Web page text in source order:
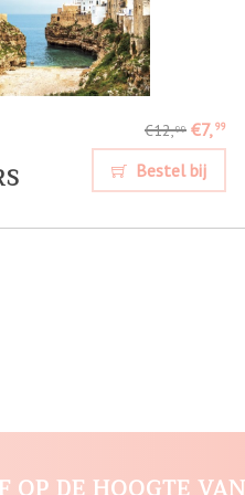
€12,99 €7,99
Bestel bij